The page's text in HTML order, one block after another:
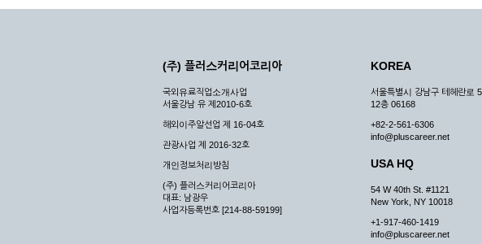
② 시스템 점검, 교체 및 고장, 기술적인 이유, 국가비상사태, 정전, 서비
③ 기타 회사는 서비스를 제공할 수 없는 합당한 사유가 발생한 경우
④ 회사는 제 2항 및 제 3항의 사유로 서비스의 제공이 일시적으로 중
제3장 권리 및 의무
제6조 (회사의 의무)
① 회사는 특별한 사정이 없는 한 이용자가 신청한 후 즉시 서비스를 이
② 회사는 이용자의 개인 신상 정보를 본인의 승낙 없이 타인에게 누설,
(주) 플러스커리어코리아
국외유료직업소개사업
서울강남 유 제2010-6호
해외이주알선업 제 16-04호
관광사업 제 2016-32호
개인정보처리방침
(주) 플러스커리어코리아
대표: 남광우
사업자등록번호 [214-88-59199]
KOREA
서울특별시 강남구 테헤란로
12층 06168
+82-2-561-6306
info@pluscareer.net
USA HQ
54 W 40th St. #1121
New York, NY 10018
+1-917-460-1419
info@pluscareer.net